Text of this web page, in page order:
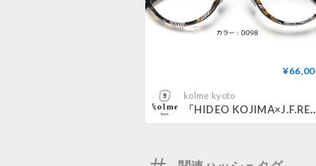
kolme kyoto
「HIDEO KOJIMA×J.F.REY